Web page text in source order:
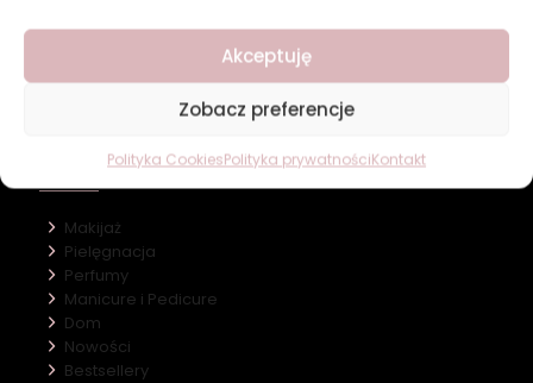
Akceptuję
Zobacz preferencje
Polityka CookiesPolityka prywatnościKontakt
Revers Cosmetics
O firmie
Kategorie
Makijaż
Pielęgnacja
Perfumy
Manicure i Pedicure
Dom
Nowości
Bestsellery